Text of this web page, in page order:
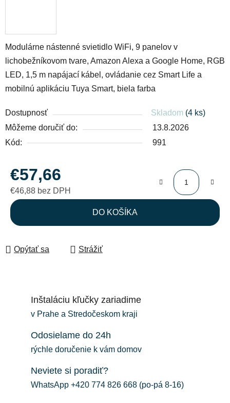
Modulárne nástenné svietidlo WiFi, 9 panelov v
lichobežníkovom tvare, Amazon Alexa a Google Home, RGB
LED, 1,5 m napájací kábel, ovládanie cez Smart Life a
mobilnú aplikáciu Tuya Smart, biela farba
Dostupnosť Skladom (4 ks)
Môžeme doručiť do:
13.8.2026
Kód:
991
€57,66
€46,88 bez DPH
Jednotková cena:
DO KOŠÍKA
Opýtať sa Strážiť
Inštaláciu kľučky zariadime
v Prahe a Stredočeskom kraji
Odosielame do 24h
rýchle doručenie k vám domov
Neviete si poradiť?
WhatsApp +420 774 826 668 (po-pá 8-16)